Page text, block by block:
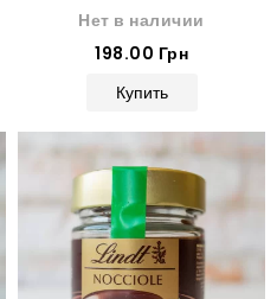
Нет в наличии
198.00 Грн
Купить